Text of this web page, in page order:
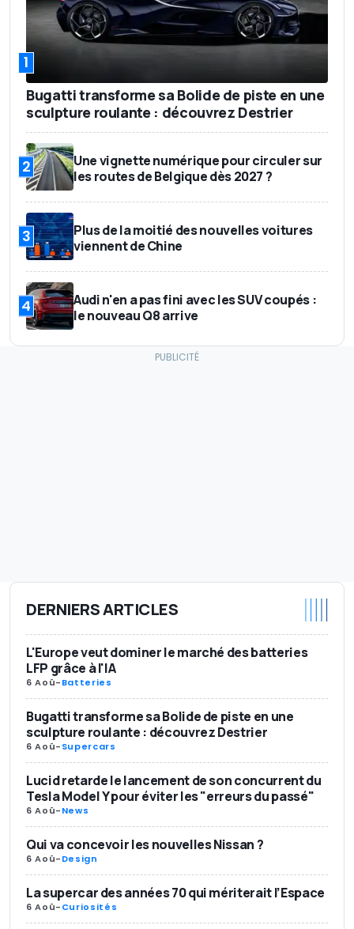
1
Bugatti transforme sa Bolide de piste en une
sculpture roulante : découvrez Destrier
2
Une vignette numérique pour circuler sur
les routes de Belgique dès 2027 ?
3
Plus de la moitié des nouvelles voitures
viennent de Chine
4
Audi n'en a pas fini avec les SUV coupés :
le nouveau Q8 arrive
DERNIERS ARTICLES
L'Europe veut dominer le marché des batteries
LFP grâce à l'IA
6 Aoû-Batteries
Bugatti transforme sa Bolide de piste en une
sculpture roulante : découvrez Destrier
6 Aoû-Supercars
Lucid retarde le lancement de son concurrent du
Tesla Model Y pour éviter les "erreurs du passé"
6 Aoû-News
Qui va concevoir les nouvelles Nissan ?
6 Aoû-Design
La supercar des années 70 qui mériterait l’Espace
6 Aoû-Curiosités